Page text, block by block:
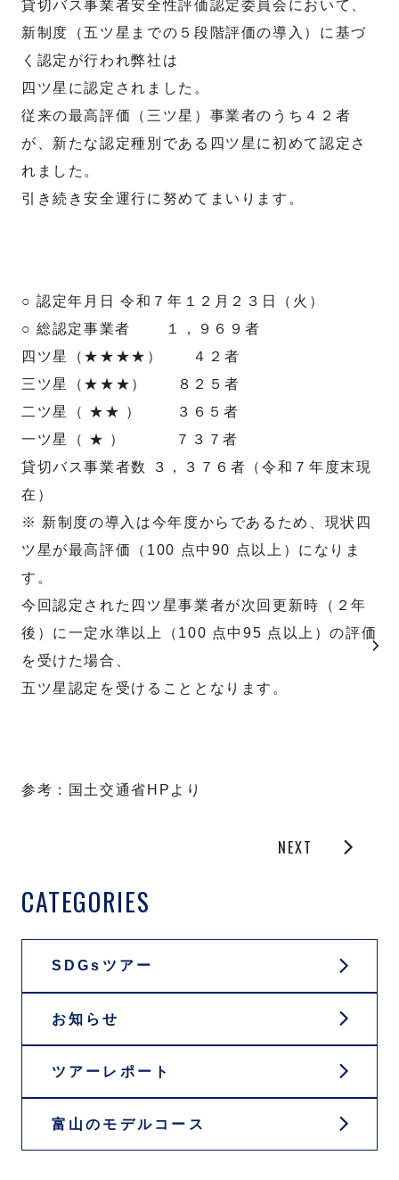
貸切バス事業者安全性評価認定委員会において、
新制度（五ツ星までの５段階評価の導入）に基づ
く認定が行われ弊社は
四ツ星に認定されました。
従来の最高評価（三ツ星）事業者のうち４２者
が、新たな認定種別である四ツ星に初めて認定さ
れました。
引き続き安全運行に努めてまいります。
○ 認定年月日 令和７年１２月２３日（火）
○ 総認定事業者 １，９６９者
四ツ星（★★★★） ４２者
三ツ星（★★★） ８２５者
二ツ星（ ★★ ） ３６５者
一ツ星（ ★ ） ７３７者
貸切バス事業者数 ３，３７６者（令和７年度末現
在）
※ 新制度の導入は今年度からであるため、現状四
ツ星が最高評価（100 点中90 点以上）になりま
す。
今回認定された四ツ星事業者が次回更新時（２年
後）に一定水準以上（100 点中95 点以上）の評価
を受けた場合、
五ツ星認定を受けることとなります。
参考：国土交通省HPより
NEXT
CATEGORIES
SDGsツアー
お知らせ
ツアーレポート
富山のモデルコース